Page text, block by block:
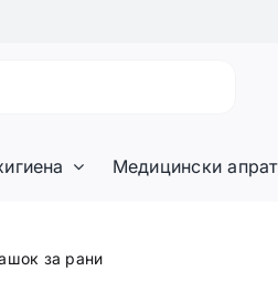
Медицински
за рани